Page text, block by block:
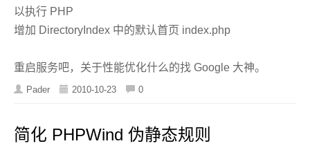
以执行 PHP
增加 DirectoryIndex 中的默认首页 index.php
重启服务吧，关于性能优化什么的找 Google 大神。
Pader 2010-10-23 0
简化 PHPWind 伪静态规则